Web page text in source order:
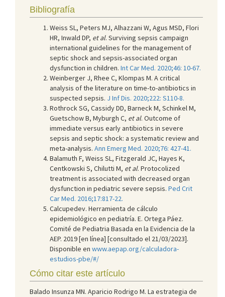
Bibliografía
Weiss SL, Peters MJ, Alhazzani W, Agus MSD, Flori
HR, Inwald DP, et al. Surviving sepsis campaign
international guidelines for the management of
septic shock and sepsis-associated organ
dysfunction in children. Int Car Med. 2020;46: 10-67.
Weinberger J, Rhee C, Klompas M. A critical
analysis of the literature on time-to-antibiotics in
suspected sepsis. J Inf Dis. 2020;222: S110-8.
Rothrock SG, Cassidy DD, Barneck M, Schinkel M,
Guetschow B, Myburgh C, et al. Outcome of
immediate versus early antibiotics in severe
sepsis and septic shock: a systematic review and
meta-analysis. Ann Emerg Med. 2020;76: 427-41.
Balamuth F, Weiss SL, Fitzgerald JC, Hayes K,
Centkowski S, Chilutti M, et al. Protocolized
treatment is associated with decreased organ
dysfunction in pediatric severe sepsis. Ped Crit
Car Med. 2016;17:817-22.
Calcupedev. Herramienta de cálculo
epidemiológico en pediatría. E. Ortega Páez.
Comité de Pediatria Basada en la Evidencia de la
AEP. 2019 [en línea] [consultado el 21/03/2023].
Disponible en www.aepap.org/calculadora-
estudios-pbe/#/
Cómo citar este artículo
Balado Insunza MN. Aparicio Rodrigo M. La estrategia de